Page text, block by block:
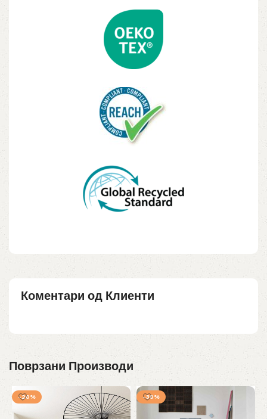
Коментари од Клиенти
Поврзани Производи
-20% -30%